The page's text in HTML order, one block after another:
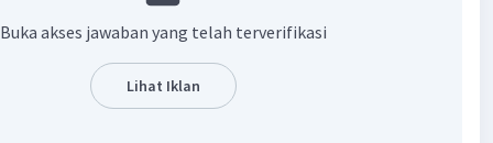
= Buku PJOK + Buku Seni Budaya
Buka akses jawaban yang telah terverifikasi
Lihat Iklan